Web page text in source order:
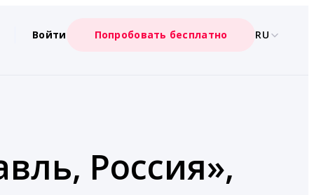
Войти Попробовать бесплатно RU
Россия»,